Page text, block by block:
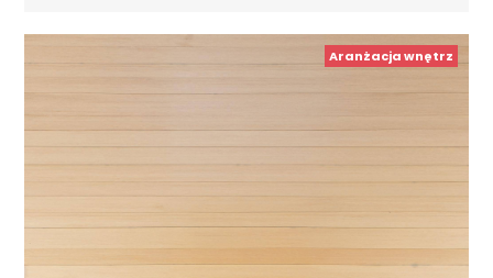
Aranżacja wnętrz